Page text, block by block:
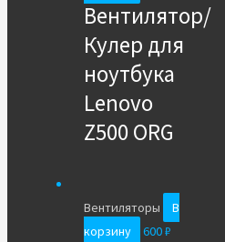
Вентилятор/
Кулер для
ноутбука
Lenovo
Z500 ORG
Вентиляторы
В
корзину
600₽